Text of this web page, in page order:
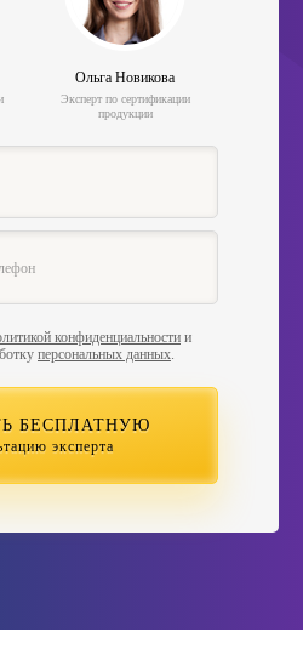
Ольга Новикова
Эксперт по сертификации
продукции
конфиденциальности и
персональных данных.
БЕСПЛАТНУЮ
эксперта